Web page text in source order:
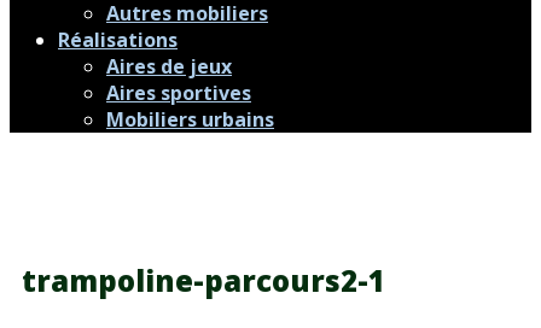
Autres mobiliers
Réalisations
Aires de jeux
Aires sportives
Mobiliers urbains
trampoline-parcours2-1